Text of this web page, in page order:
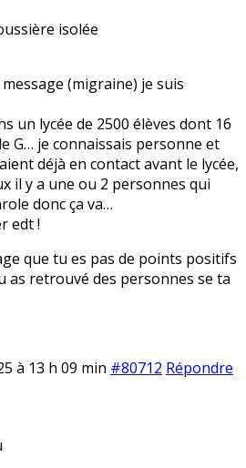
isolée
message (migraine) je suis
un lycée de 2500 élèves dont 16
G… je connaissais personne et
déjà en contact avant le lycée,
il y a une ou 2 personnes qui
donc ça va…
edt !
que tu es pas de points positifs
as retrouvé des personnes se ta
à 13 h 09 min #80712 Répondre